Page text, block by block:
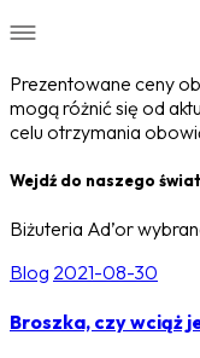
Prezentowane ceny
mogą różnić się od
celu otrzymania
Wejdź do naszego
Biżuteria Ad’or
Blog 2021-08-30
Broszka, czy wciąż